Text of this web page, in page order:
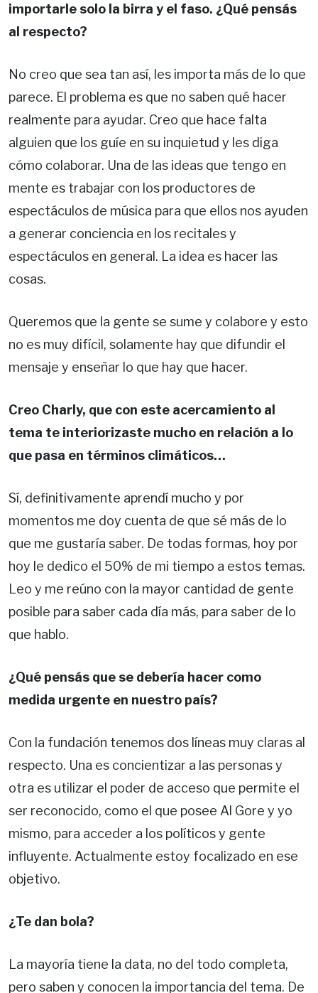
importarle solo la birra y el faso. ¿Qué pensás
al respecto?
No creo que sea tan así, les importa más de lo que
parece. El problema es que no saben qué hacer
realmente para ayudar. Creo que hace falta
alguien que los guíe en su inquietud y les diga
cómo colaborar. Una de las ideas que tengo en
mente es trabajar con los productores de
espectáculos de música para que ellos nos ayuden
a generar conciencia en los recitales y
espectáculos en general. La idea es hacer las
cosas.
Queremos que la gente se sume y colabore y esto
no es muy difícil, solamente hay que difundir el
mensaje y enseñar lo que hay que hacer.
Creo Charly, que con este acercamiento al
tema te interiorizaste mucho en relación a lo
que pasa en términos climáticos…
Sí, definitivamente aprendí mucho y por
momentos me doy cuenta de que sé más de lo
que me gustaría saber. De todas formas, hoy por
hoy le dedico el 50% de mi tiempo a estos temas.
Leo y me reúno con la mayor cantidad de gente
posible para saber cada día más, para saber de lo
que hablo.
¿Qué pensás que se debería hacer como
medida urgente en nuestro país?
Con la fundación tenemos dos líneas muy claras al
respecto. Una es concientizar a las personas y
otra es utilizar el poder de acceso que permite el
ser reconocido, como el que posee Al Gore y yo
mismo, para acceder a los políticos y gente
influyente. Actualmente estoy focalizado en ese
objetivo.
¿Te dan bola?
La mayoría tiene la data, no del todo completa,
pero saben y conocen la importancia del tema. De